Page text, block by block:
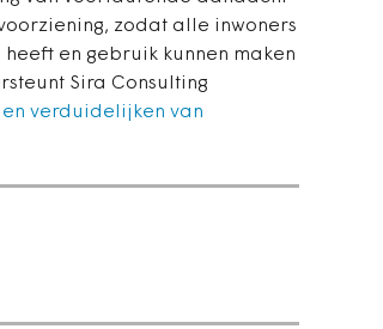
zodat alle inwoners
en gebruik kunnen maken
Sira Consulting
verduidelijken van